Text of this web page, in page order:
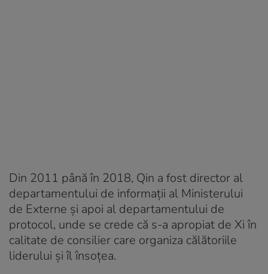
Din 2011 până în 2018, Qin a fost director al
departamentului de informații al Ministerului
de Externe și apoi al departamentului de
protocol, unde se crede că s-a apropiat de Xi în
calitate de consilier care organiza călătoriile
liderului și îl însoțea.